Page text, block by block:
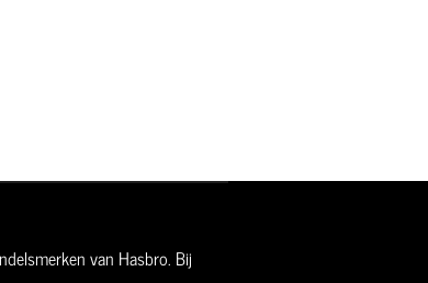
van Hasbro. Bij